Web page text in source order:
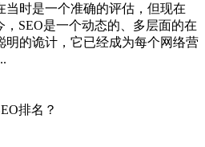
当时是一个准确的评估，但现在
，SEO是一个动态的、多层面的在
明的诡计，它已经成为每个网络营